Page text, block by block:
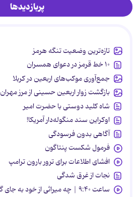
پربازدیدها
تازه‌ترین وضعیت تنگه هرمز
۱۰ خط قرمز در دعوای همسران
جمع‌آوری موکب‌های اربعین در کربلا
بازگشت زوار اربعین حسینی از مرز مهران
شاه کلید دوستی با حضرت امیر
اوکراین سند منگوله‌دار آمریکا!
آگاهی بدون فرسودگی
فرمول شکست پنتاگون
افشای اطلاعات برای ترور بارون ترامپ
نجات از غرق شدگی
ساعت ۹:۴۰ | چه میراثی از خود به جای گذاشت؟